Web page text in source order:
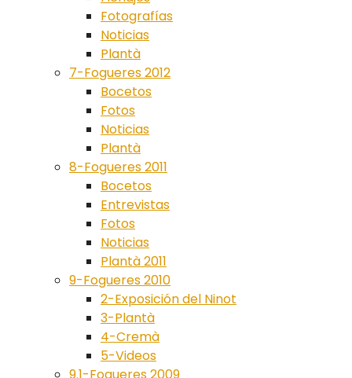
Fotografías
Noticias
Plantà
7-Fogueres 2012
Bocetos
Fotos
Noticias
Plantà
8-Fogueres 2011
Bocetos
Entrevistas
Fotos
Noticias
Plantà 2011
9-Fogueres 2010
2-Exposición del Ninot
3-Plantà
4-Cremà
5-Videos